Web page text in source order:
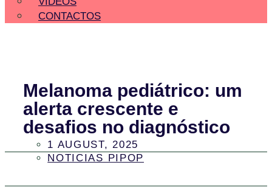
CONTACTOS
Melanoma pediátrico: um
alerta crescente e
desafios no diagnóstico
1 AUGUST, 2025
NOTICIAS PIPOP